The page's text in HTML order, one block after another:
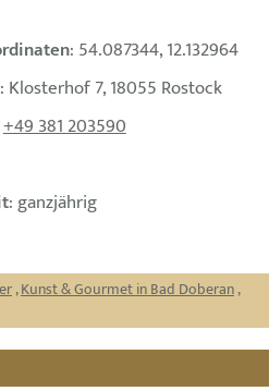
: 54.087344, 12.132964
: Klosterhof 7, 18055 Rostock
+49 381 203590
: ganzjährig
,Kunst & Gourmet in Bad Doberan,